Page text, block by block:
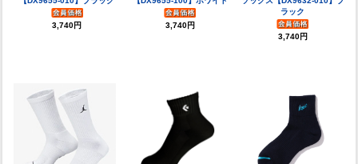
3,740円 3,740円
ラック
3,740円